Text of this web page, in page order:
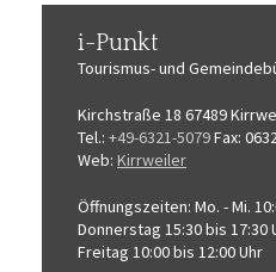
i-Punkt
Tourismus-und
Kirchstraße 18 67489
Tel.: +49-6321-5079Fax:
Web: Kirrweiler
Öffnungszeiten: Mo. - Mi.
Donnerstag 15:30 bis 17:30
Freitag 10:00 bis 12:00 Uhr